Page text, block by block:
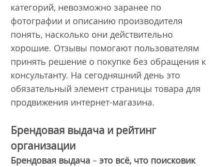
категорий, невозможно заранее по
фотографии и описанию производителя
понять, насколько они действительно
хорошие. Отзывы помогают пользователям
принять решение о покупке без обращения к
консультанту. На сегодняшний день это
обязательный элемент страницы товара для
продвижения интернет-магазина.
Брендовая выдача и рейтинг
организации
Брендовая выдача– это всё, что поисковик